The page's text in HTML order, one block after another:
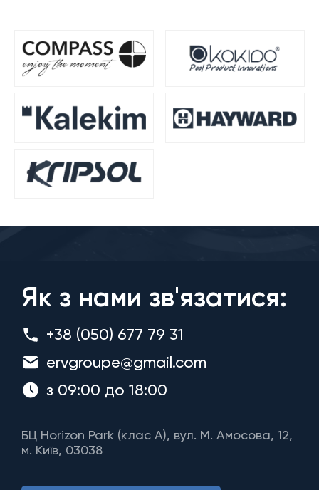
Як з нами зв'язатися:
+38 (050) 677 79 31
ervgroupe@gmail.com
з 09:00 до 18:00
БЦ Horizon Park (клас A), вул. М. Амосова, 12,
м. Київ, 03038